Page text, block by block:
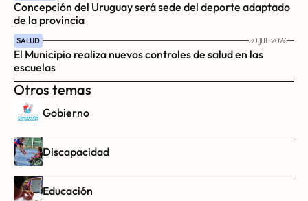
Concepción del Uruguay será sede del deporte adaptado
de la provincia
SALUD 30 JUL 2026
El Municipio realiza nuevos controles de salud en las
escuelas
Otros temas
Gobierno
Discapacidad
Educación